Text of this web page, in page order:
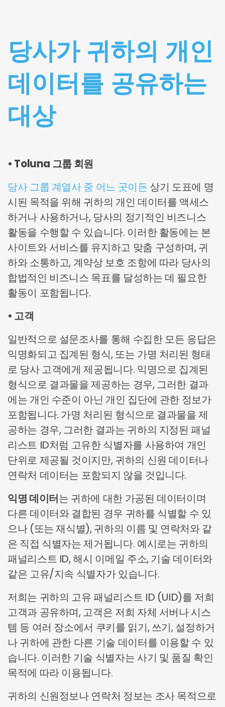
당사가 귀하의 개인
데이터를 공유하는
대상
• Toluna 그룹 회원
당사 그룹 계열사 중 어느 곳이든 상기 도표에 명
시된 목적을 위해 귀하의 개인 데이터를 액세스
하거나 사용하거나, 당사의 정기적인 비즈니스
활동을 수행할 수 있습니다. 이러한 활동에는 본
사이트와 서비스를 유지하고 맞춤 구성하며, 귀
하와 소통하고, 계약상 보호 조항에 따라 당사의
합법적인 비즈니스 목표를 달성하는 데 필요한
활동이 포함됩니다.
• 고객
일반적으로 설문조사를 통해 수집한 모든 응답은
익명화되고 집계된 형식, 또는 가명 처리된 형태
로 당사 고객에게 제공됩니다. 익명으로 집계된
형식으로 결과물을 제공하는 경우, 그러한 결과
에는 개인 수준이 아닌 개인 집단에 관한 정보가
포함됩니다. 가명 처리된 형식으로 결과물을 제
공하는 경우, 그러한 결과는 귀하의 지정된 패널
리스트 ID처럼 고유한 식별자를 사용하여 개인
단위로 제공될 것이지만, 귀하의 신원 데이터나
연락처 데이터는 포함되지 않을 것입니다.
익명 데이터는 귀하에 대한 가공된 데이터이며
다른 데이터와 결합된 경우 귀하를 식별할 수 있
으나 (또는 재식별), 귀하의 이름 및 연락처와 같
은 직접 식별자는 제거됩니다. 예시로는 귀하의
패널리스트 ID, 해시 이메일 주소, 기술 데이터와
같은 고유/지속 식별자가 있습니다.
저희는 귀하의 고유 패널리스트 ID (UID)를 저희
고객과 공유하며, 고객은 저희 자체 서버나 시스
템 등 여러 장소에서 쿠키를 읽기, 쓰기, 설정하거
나 귀하에 관한 다른 기술 데이터를 이용할 수 있
습니다. 이러한 기술 식별자는 사기 및 품질 확인
목적에 따라 이용됩니다.
귀하의 신원정보나 연락처 정보는 조사 목적으로